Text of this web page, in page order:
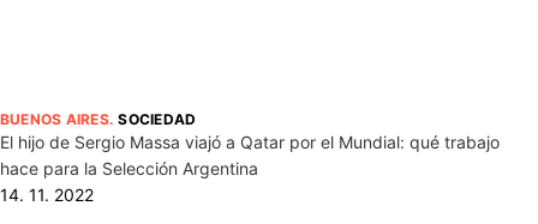
BUENOS AIRES.SOCIEDAD
El hijo de Sergio Massa viajó a Qatar por el Mundial: qué trabajo
hace para la Selección Argentina
14. 11. 2022